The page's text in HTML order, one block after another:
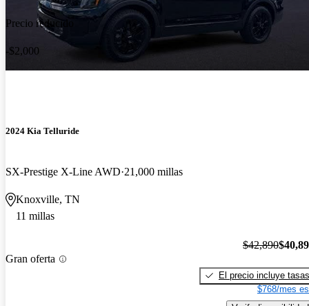
Precio reducido
-$2,000
2024 Kia Telluride
SX-Prestige X-Line AWD 21,000 millas
Knoxville, TN
11 millas
Gran oferta
$42,890
El precio incluye tasas
$768/mes